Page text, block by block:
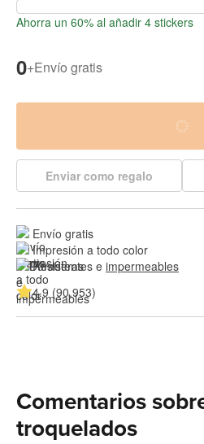
Ahorra un 60% al añadir 4 stickers
0+Envío gratis
Enviar como regalo
Envío gratis
Impresión a todo color
Resistentes e impermeables
4.9 (90,953)
Comentarios
troquelados